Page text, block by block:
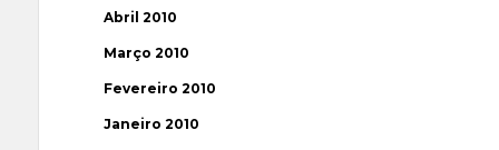
Abril 2010
Março 2010
Fevereiro 2010
Janeiro 2010